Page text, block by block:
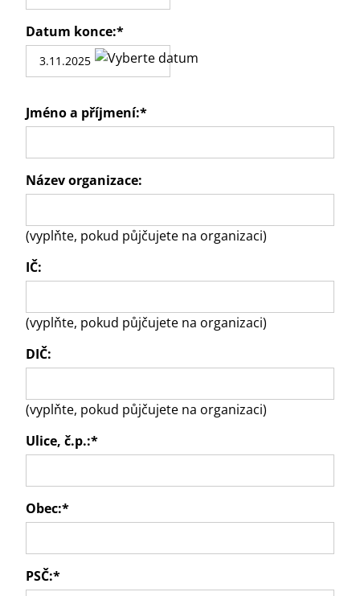
Datum konce:*
Jméno a příjmení:*
Název organizace:
(vyplňte, pokud půjčujete na organizaci)
IČ:
(vyplňte, pokud půjčujete na organizaci)
DIČ:
(vyplňte, pokud půjčujete na organizaci)
Ulice, č.p.:*
Obec:*
PSČ:*